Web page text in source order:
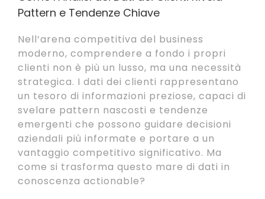
Pattern e Tendenze Chiave
Nell’arena competitiva del business
moderno, comprendere a fondo i propri
clienti non è più un lusso, ma una necessità
strategica. I dati dei clienti rappresentano
un tesoro di informazioni preziose, capaci di
svelare pattern nascosti e tendenze
emergenti che possono guidare decisioni
aziendali più informate e portare a un
vantaggio competitivo significativo. Ma
come si trasforma questo mare di dati in
conoscenza actionable?